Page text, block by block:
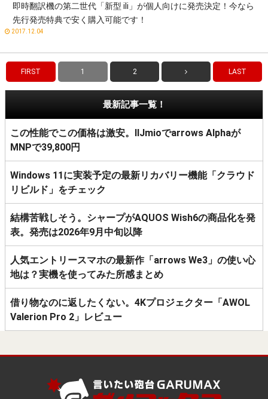
即時翻訳機の第二世代「新型 ili」が個人向けに発売決定！今なら
先行発売特典で安く購入可能です！
2017.12.04
FIRST 1 2 LAST
最新記事一覧！
この性能でこの価格は激安。IIJmioでarrows Alphaが
MNPで39,800円
Windows 11に実装予定の最新リカバリー機能「クラウド
リビルド」をチェック
結構苦戦しそう。シャープがAQUOS Wish6の商品化を発
表。発売は2026年9月中旬以降
人気エントリースマホの最新作「arrows We3」の使い心
地は？実機を使ってみた所感まとめ
借り物なのに返したくない。4Kプロジェクター「AWOL
Valerion Pro 2」レビュー